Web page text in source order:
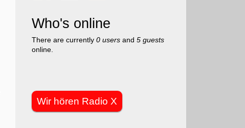
Who's online
There are currently 0 usersand 5 guests
online.
Wir hören Radio X